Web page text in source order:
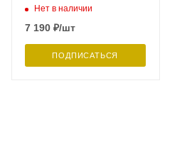
Нет в наличии
7 190 ₽/шт
ПОДПИСАТЬСЯ